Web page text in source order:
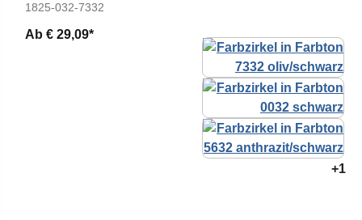
1825-032-7332
Ab € 29,09*
+1